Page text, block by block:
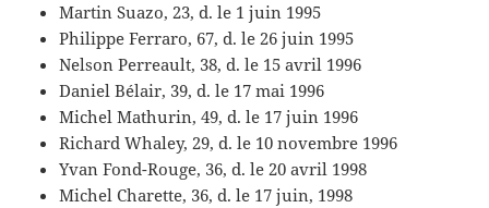
Martin Suazo, 23, d. le 1 juin 1995
Philippe Ferraro, 67, d. le 26 juin 1995
Nelson Perreault, 38, d. le 15 avril 1996
Daniel Bélair, 39, d. le 17 mai 1996
Michel Mathurin, 49, d. le 17 juin 1996
Richard Whaley, 29, d. le 10 novembre 1996
Yvan Fond-Rouge, 36, d. le 20 avril 1998
Michel Charette, 36, d. le 17 juin, 1998